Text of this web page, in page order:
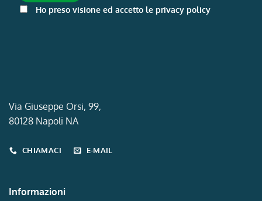
Ho preso visione ed accetto le privacy policy
Via Giuseppe Orsi, 99,
80128 Napoli NA
CHIAMACI E-MAIL
Informazioni